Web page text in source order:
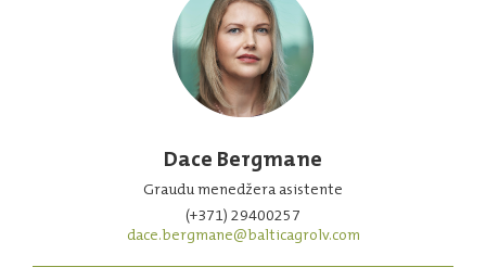
Dace Bergmane
Graudu menedžera asistente
(+371) 29400257
dace.bergmane@balticagrolv.com